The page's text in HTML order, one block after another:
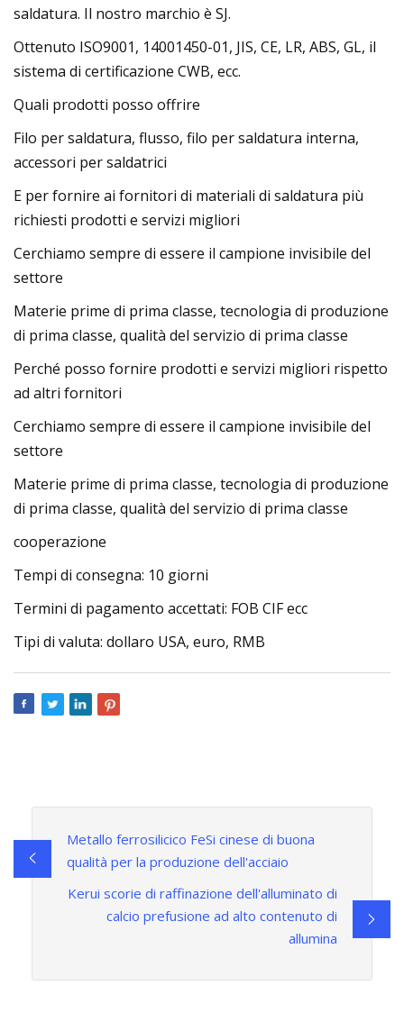
saldatura. Il nostro marchio è SJ.
Ottenuto ISO9001, 14001450-01, JIS, CE, LR, ABS, GL, il
sistema di certificazione CWB, ecc.
Quali prodotti posso offrire
Filo per saldatura, flusso, filo per saldatura interna,
accessori per saldatrici
E per fornire ai fornitori di materiali di saldatura più
richiesti prodotti e servizi migliori
Cerchiamo sempre di essere il campione invisibile del
settore
Materie prime di prima classe, tecnologia di produzione
di prima classe, qualità del servizio di prima classe
Perché posso fornire prodotti e servizi migliori rispetto
ad altri fornitori
Cerchiamo sempre di essere il campione invisibile del
settore
Materie prime di prima classe, tecnologia di produzione
di prima classe, qualità del servizio di prima classe
cooperazione
Tempi di consegna: 10 giorni
Termini di pagamento accettati: FOB CIF ecc
Tipi di valuta: dollaro USA, euro, RMB
Metallo ferrosilicico FeSi cinese di buona
qualità per la produzione dell'acciaio
Kerui scorie di raffinazione dell'alluminato di
calcio prefusione ad alto contenuto di
allumina